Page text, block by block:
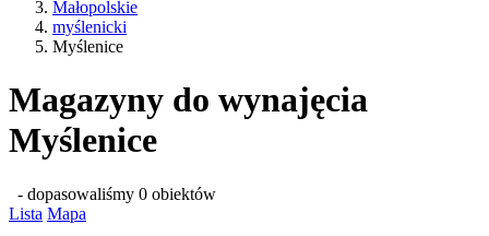
Małopolskie
myślenicki
Myślenice
Magazyny do wynajęcia
Myślenice
- dopasowaliśmy 0 obiektów
Lista Mapa